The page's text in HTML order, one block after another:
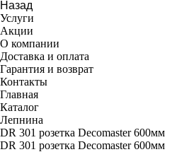
Назад
Услуги
Акции
О компании
Доставка и оплата
Гарантия и возврат
Контакты
Главная
Каталог
Лепнина
DR 301 розетка Decomaster 600мм
DR 301 розетка Decomaster 600мм